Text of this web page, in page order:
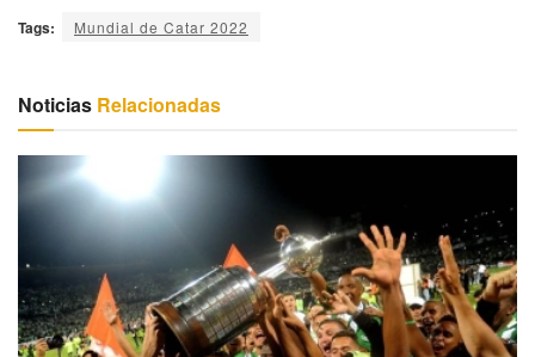
Tags: Mundial de Catar 2022
Noticias Relacionadas